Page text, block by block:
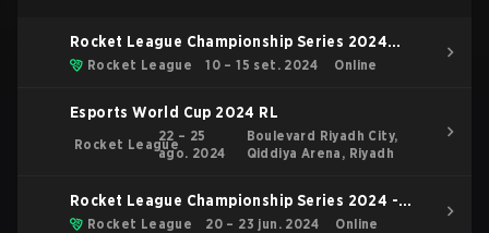
Rocket League Championship Series 2024
Finals
Rocket League 10 – 15 set. 2024 Online
Esports World Cup 2024 RL
Rocket League
22 – 25
ago. 2024
Boulevard Riyadh City,
Qiddiya Arena, Riyadh
Rocket League Championship Series 2024 -
Major 2: London
Rocket League 20 – 23 jun. 2024 Online